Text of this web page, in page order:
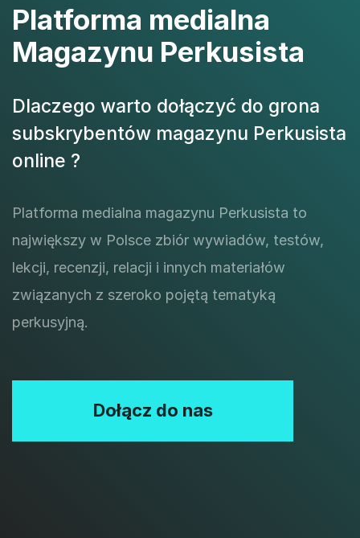
Platforma medialna
Magazynu Perkusista
Dlaczego warto dołączyć do grona
subskrybentów magazynu Perkusista
online ?
Platforma medialna magazynu Perkusista to
największy w Polsce zbiór wywiadów, testów,
lekcji, recenzji, relacji i innych materiałów
związanych z szeroko pojętą tematyką
perkusyjną.
Dołącz do nas